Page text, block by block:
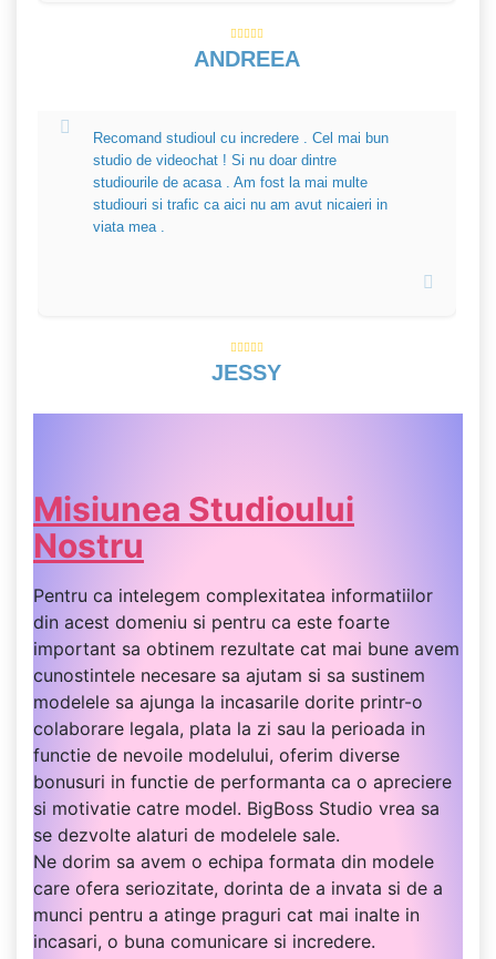
ANDREEA
Recomand studioul cu incredere . Cel mai bun
studio de videochat ! Si nu doar dintre
studiourile de acasa . Am fost la mai multe
studiouri si trafic ca aici nu am avut nicaieri in
viata mea .
JESSY
Misiunea Studioului
Nostru
Pentru ca intelegem complexitatea informatiilor
din acest domeniu si pentru ca este foarte
important sa obtinem rezultate cat mai bune avem
cunostintele necesare sa ajutam si sa sustinem
modelele sa ajunga la incasarile dorite printr-o
colaborare legala, plata la zi sau la perioada in
functie de nevoile modelului, oferim diverse
bonusuri in functie de performanta ca o apreciere
si motivatie catre model. BigBoss Studio vrea sa
se dezvolte alaturi de modelele sale.
Ne dorim sa avem o echipa formata din modele
care ofera seriozitate, dorinta de a invata si de a
munci pentru a atinge praguri cat mai inalte in
incasari, o buna comunicare si incredere.